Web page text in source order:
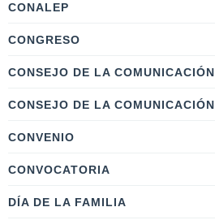
CONALEP
CONGRESO
CONSEJO DE LA COMUNICACIÓN
CONSEJO DE LA COMUNICACIÓN
CONVENIO
CONVOCATORIA
DÍA DE LA FAMILIA